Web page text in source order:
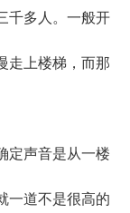
千多人。一般开
走上楼梯，而那
声音是从一楼
一道不是很高的